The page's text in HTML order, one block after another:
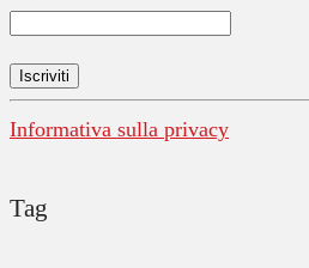
Informativa sulla privacy
Tag